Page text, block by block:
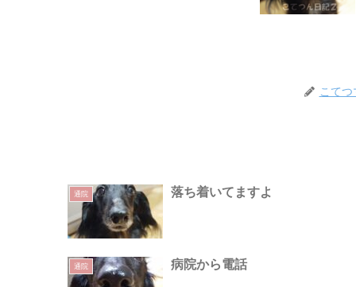
こてつ
通院 落ち着いてますよ
通院 病院から電話